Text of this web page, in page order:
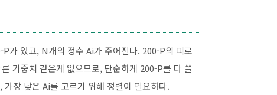
가 있고, N개의 정수 Ai가 주어진다. 200-P의 피로
가중치 같은게 없으므로, 단순하게 200-P를 다 쓸
장 낮은 Ai를 고르기 위해 정렬이 필요하다.